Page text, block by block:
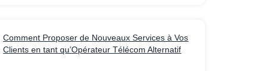
Comment Proposer de Nouveaux Services à Vos
Clients en tant qu’Opérateur Télécom Alternatif